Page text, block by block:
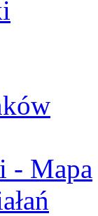
- Mapa